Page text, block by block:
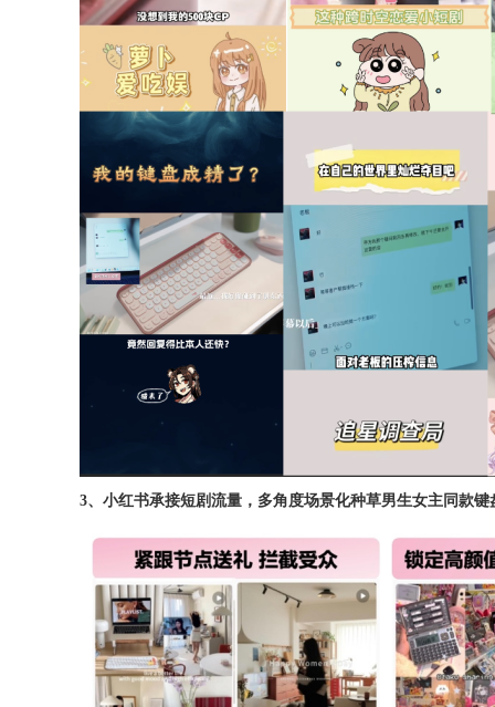
3、小红书承接短剧流量，多角度场景化种草男生女主同款键